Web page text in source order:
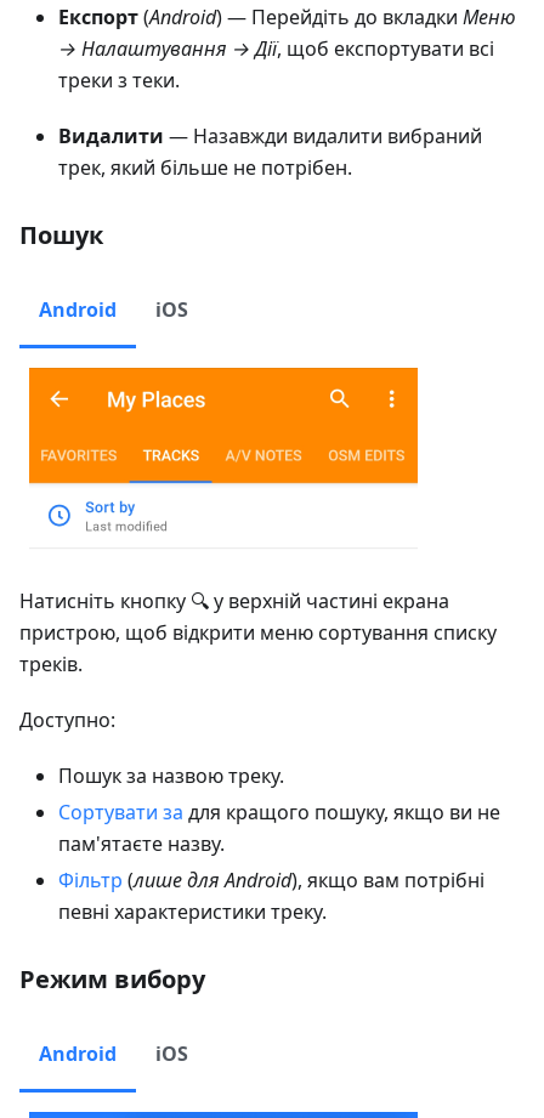
Експорт(Android) — Перейдіть до вкладки Меню
→ Налаштування → Дії, щоб експортувати всі
треки з теки.
Видалити — Назавжди видалити вибраний
трек, який більше не потрібен.
Пошук
Android iOS
Натисніть кнопку 🔍 у верхній частині екрана
пристрою, щоб відкрити меню сортування списку
треків.
Доступно:
Пошук за назвою треку.
Сортувати за для кращого пошуку, якщо ви не
пам'ятаєте назву.
Фільтр (лише для Android), якщо вам потрібні
певні характеристики треку.
Режим вибору
Android iOS